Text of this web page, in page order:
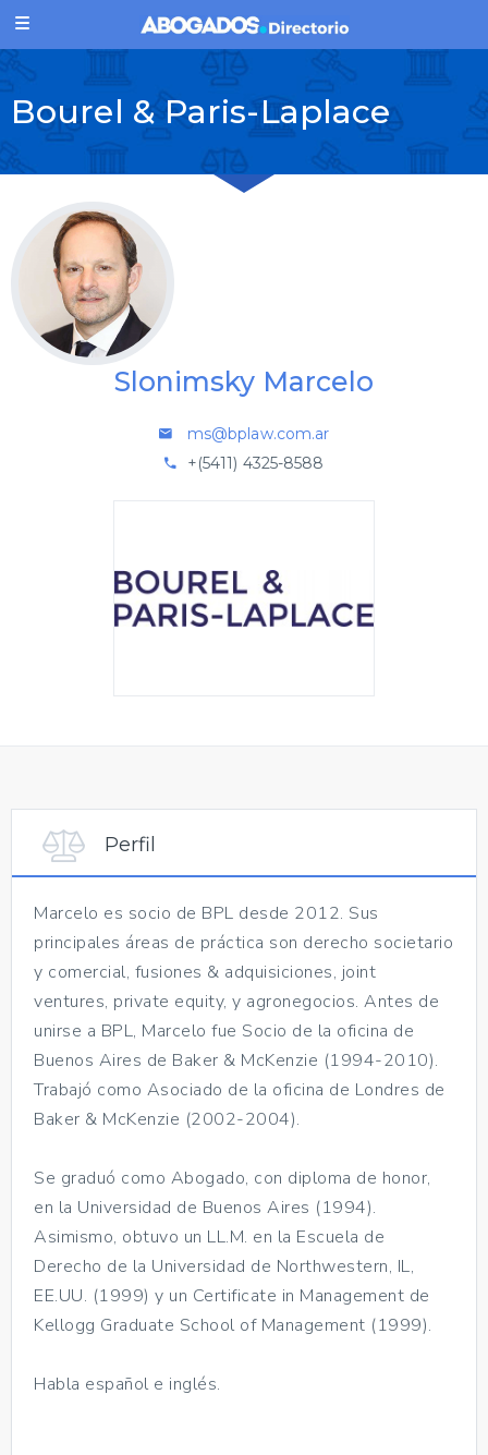
Bourel & Paris-Laplace
Slonimsky Marcelo
ms@bplaw.com.ar
+(5411) 4325-8588
Perfil
Marcelo es socio de BPL desde 2012. Sus
principales áreas de práctica son derecho societario
y comercial, fusiones & adquisiciones, joint
ventures, private equity, y agronegocios. Antes de
unirse a BPL, Marcelo fue Socio de la oficina de
Buenos Aires de Baker & McKenzie (1994-2010).
Trabajó como Asociado de la oficina de Londres de
Baker & McKenzie (2002-2004).
Se graduó como Abogado, con diploma de honor,
en la Universidad de Buenos Aires (1994).
Asimismo, obtuvo un LL.M. en la Escuela de
Derecho de la Universidad de Northwestern, IL,
EE.UU. (1999) y un Certificate in Management de
Kellogg Graduate School of Management (1999).
Habla español e inglés.